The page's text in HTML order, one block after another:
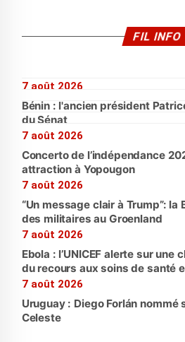
FIL INFO
7 août 2026
Bénin : l'ancien président
du Sénat
7 août 2026
Concerto de l’indépendance
attraction à Yopougon
7 août 2026
“Un message clair à Trump”: la
des militaires au Groenland
7 août 2026
Ebola : l’UNICEF alerte sur une
du recours aux soins de santé
7 août 2026
Uruguay : Diego Forlán nommé
Celeste